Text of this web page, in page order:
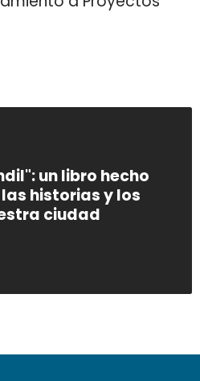
un libro hecho
historias y los
ciudad